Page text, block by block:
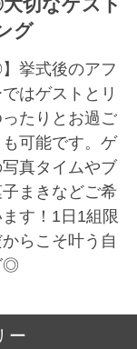
グ
挙式後のアフ
はゲストとリ
たりとお過ご
可能です。ゲ
真タイムやブ
まきなどご希
す！1日1組限
らこそ叶う自
◎
ー